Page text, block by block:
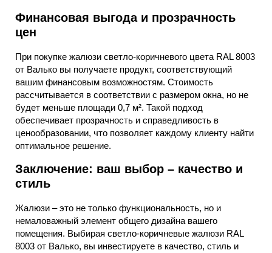
Финансовая выгода и прозрачность
цен
При покупке жалюзи светло-коричневого цвета RAL 8003
от Валько вы получаете продукт, соответствующий
вашим финансовым возможностям. Стоимость
рассчитывается в соответствии с размером окна, но не
будет меньше площади 0,7 м². Такой подход
обеспечивает прозрачность и справедливость в
ценообразовании, что позволяет каждому клиенту найти
оптимальное решение.
Заключение: ваш выбор – качество и
стиль
Жалюзи – это не только функциональность, но и
немаловажный элемент общего дизайна вашего
помещения. Выбирая светло-коричневые жалюзи RAL
8003 от Валько, вы инвестируете в качество, стиль и